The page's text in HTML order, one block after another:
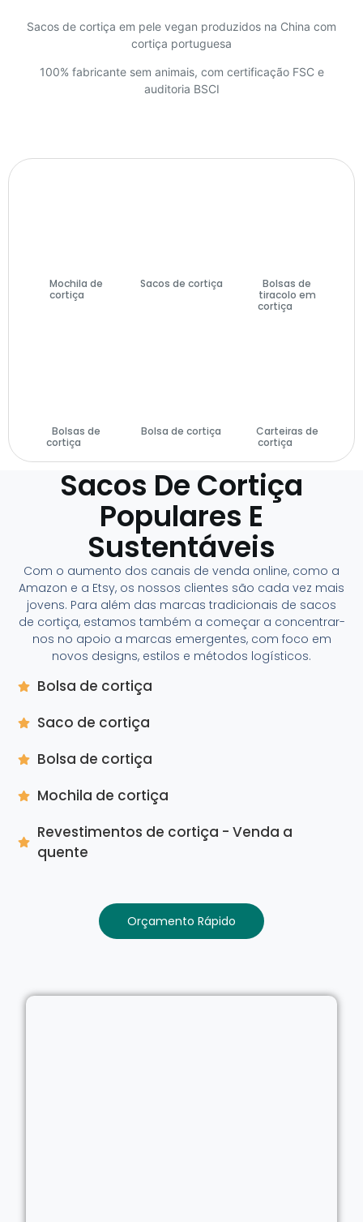
Sacos de cortiça em pele vegan produzidos na China com
cortiça portuguesa
100% fabricante sem animais, com certificação FSC e
auditoria BSCI
Mochila de
cortiça
Sacos de cortiça
Bolsas de
tiracolo em
cortiça
Bolsas de
cortiça
Bolsa de cortiça
Carteiras de
cortiça
Sacos De Cortiça
Populares E
Sustentáveis
Com o aumento dos canais de venda online, como a
Amazon e a Etsy, os nossos clientes são cada vez mais
jovens. Para além das marcas tradicionais de sacos
de cortiça, estamos também a começar a concentrar-
nos no apoio a marcas emergentes, com foco em
novos designs, estilos e métodos logísticos.
Bolsa de cortiça
Saco de cortiça
Bolsa de cortiça
Mochila de cortiça
Revestimentos de cortiça - Venda a
quente
Orçamento Rápido